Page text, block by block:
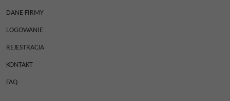
DANE FIRMY
LOGOWANIE
REJESTRACJA
KONTAKT
FAQ